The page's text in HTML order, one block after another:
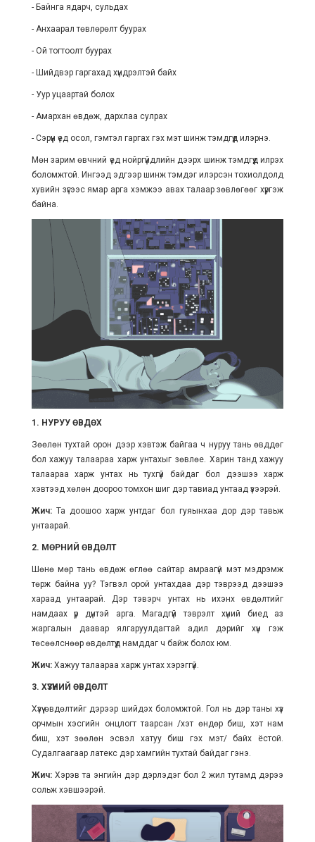
- Байнга ядарч, сульдах
- Анхаарал төвлөрөлт буурах
- Ой тогтоолт буурах
- Шийдвэр гаргахад хүндрэлтэй байх
- Уур уцаартай болох
- Амархан өвдөж, дархлаа сулрах
- Сэрүүн үед осол, гэмтэл гаргах гэх мэт шинж тэмдгүүд илэрнэ.
Мөн зарим өвчний үед нойргүйдлийн дээрх шинж тэмдгүүд илрэх
боломжтой. Ингээд эдгээр шинж тэмдэг илэрсэн тохиолдолд
хувийн зүгээс ямар арга хэмжээ авах талаар зөвлөгөөг хүргэж
байна.
1. НУРУУ ӨВДӨХ
Зөөлөн тухтай орон дээр хэвтэж байгаа ч нуруу тань өвддөг
бол хажуу талаараа харж унтахыг зөвлөе. Харин танд хажуу
талаараа харж унтах нь тухгүй байдаг бол дээшээ харж
хэвтээд хөлөн доороо томхон шиг дэр тавиад унтаад үзээрэй.
Жич:Та доошоо харж унтдаг бол гуяынхаа дор дэр тавьж
унтаарай.
2. МӨРНИЙ ӨВДӨЛТ
Шөнө мөр тань өвдөж өглөө сайтар амраагүй мэт мэдрэмж
төрж байна уу? Тэгвэл орой унтахдаа дэр тэврээд дээшээ
хараад унтаарай. Дэр тэвэрч унтах нь ихэнх өвдөлтийг
намдаах үр дүнтэй арга. Магадгүй тэврэлт хүний биед аз
жаргалын даавар ялгаруулдагтай адил дэрийг хүн гэж
төсөөлснөөр өвдөлтүүд намддаг ч байж болох юм.
Жич:Хажуу талаараа харж унтах хэрэггүй.
3. ХҮЗҮҮНИЙ ӨВДӨЛТ
Хүзүү өвдөлтийг дэрээр шийдэх боломжтой. Гол нь дэр таны хүзүү
орчмын хэсгийн онцлогт таарсан /хэт өндөр биш, хэт нам
биш, хэт зөөлөн эсвэл хатуу биш гэх мэт/ байх ёстой.
Судалгаагаар латекс дэр хамгийн тухтай байдаг гэнэ.
Жич:Хэрэв та энгийн дэр дэрлэдэг бол 2 жил тутамд дэрээ
сольж хэвшээрэй.